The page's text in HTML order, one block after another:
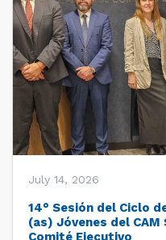
July 14, 2026
14° Sesión del Ciclo
(as) Jóvenes del
Comité Ejecutivo